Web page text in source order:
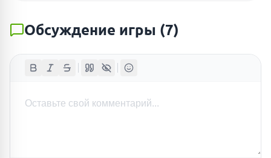
Обсуждение игры (7)